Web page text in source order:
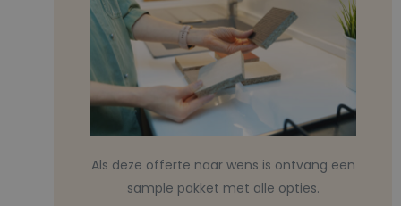
Als deze offerte naar wens is ontvang een
sample pakket met alle opties.